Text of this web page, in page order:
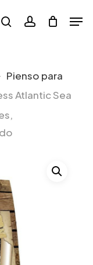
searchaccount
Pienso para
Atlantic Sea